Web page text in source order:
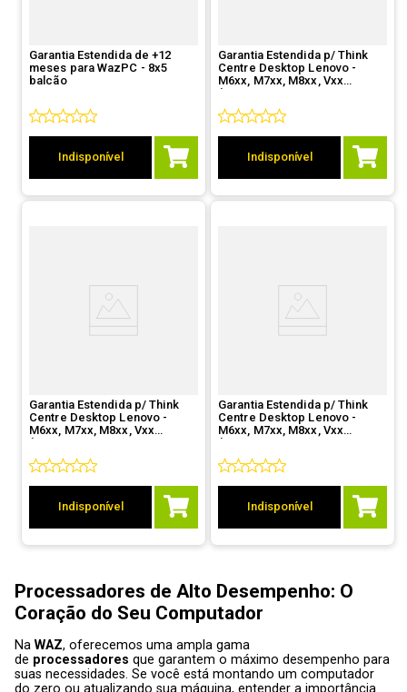
Garantia Estendida de +12
meses para WazPC - 8x5
balcão
Indisponível
Garantia Estendida p/ Think
Centre Desktop Lenovo -
M6xx, M7xx, M8xx, Vxx
(5WS0K26179 - De 1 ano
balcão p/ 1 ano OnSite)
Indisponível
Garantia Estendida p/ Think
Centre Desktop Lenovo -
M6xx, M7xx, M8xx, Vxx
(5WS0D81042 -De 3 anos
OnSite p/5 anos OnSite)
Indisponível
Garantia Estendida p/ Think
Centre Desktop Lenovo -
M6xx, M7xx, M8xx, Vxx
(5WS0D80928 - De 1 ano
OnSite p/5 anos OnSite)
Indisponível
Processadores de Alto Desempenho: O
Coração do Seu Computador
Na WAZ, oferecemos uma ampla gama
de processadores que garantem o máximo desempenho para
suas necessidades. Se você está montando um computador
do zero ou atualizando sua máquina, entender a importância